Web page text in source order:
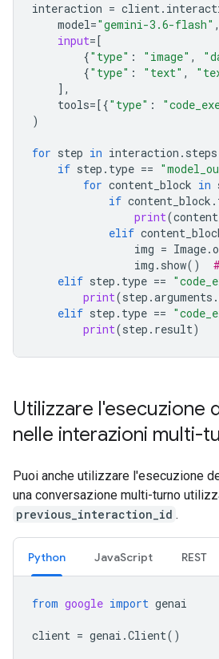
interaction = client.
model="gemini-3.6-flash" ,
input=[
{"type" : "image" ,
{"type" : "text" ,
],
tools=[{"type" :
)
for step in interaction . steps
if step . type ==
for content_block in
if content_block .
print(
elif
img = Image.
img . show()
elif step . type ==
print(step .arguments .
elif step . type ==
print(step . result)
Utilizzare l'esecuzione
nelle interazioni multi-
Puoi anche utilizzare l'esecuzione
una conversazione multi-turno
previous_interaction_id .
Python JavaScript REST
from google import genai
client = genai .Client()